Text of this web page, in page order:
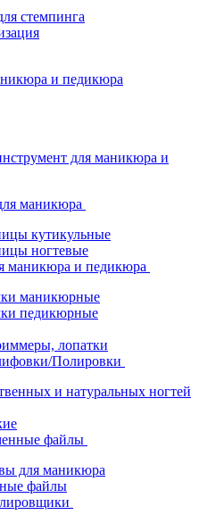
стемпинга
и педикюра
для маникюра и
маникюра
кутикульные
ногтевые
маникюра и педикюра
маникюрные
педикюрные
лопатки
Полировки
и натуральных ногтей
файлы
для маникюра
файлы